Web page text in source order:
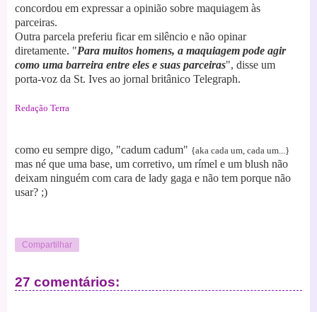
concordou em expressar a opinião sobre maquiagem às
parceiras.
Outra parcela preferiu ficar em silêncio e não opinar
diretamente. "Para muitos homens, a maquiagem pode agir
como uma barreira entre eles e suas parceiras", disse um
porta-voz da St. Ives ao jornal britânico Telegraph.
Redação Terra
como eu sempre digo, "cadum cadum" {aka cada um, cada um...}
mas né que uma base, um corretivo, um rímel e um blush não
deixam ninguém com cara de lady gaga e não tem porque não
usar? ;)
Compartilhar
27 comentários: